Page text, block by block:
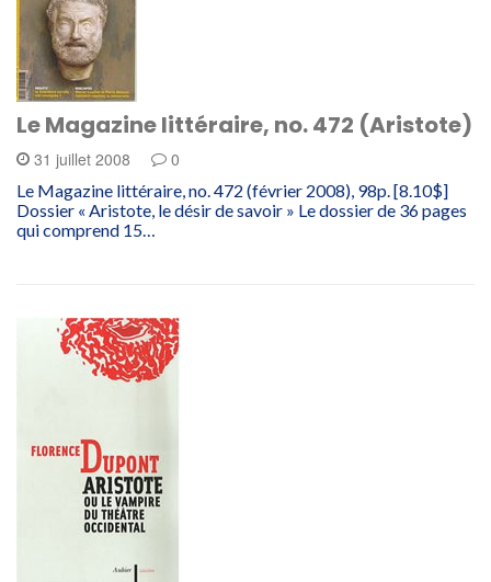
Le Magazine littéraire, no. 472 (Aristote)
31 juillet 2008 0
Le Magazine littéraire, no. 472 (février 2008), 98p. [8.10$]
Dossier « Aristote, le désir de savoir » Le dossier de 36 pages
qui comprend 15…